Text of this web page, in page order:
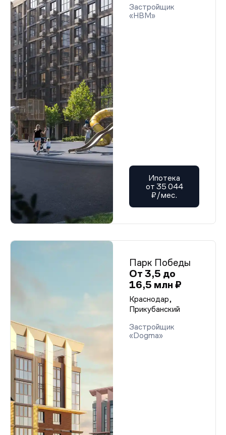
Застройщик
«НВМ»
Ипотека
от 35 044
₽/мес.
Парк Победы
От 3,5 до
16,5 млн ₽
Краснодар,
Прикубанский
Застройщик
«Dogma»